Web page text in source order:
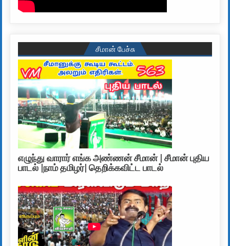
சீமான் பேச்சு
எழுந்து வாரார் எங்க அண்ணன் சீமான் | சீமான் புதிய
பாடல் |நாம் தமிழர்| தெறிக்கவிட்ட பாடல்